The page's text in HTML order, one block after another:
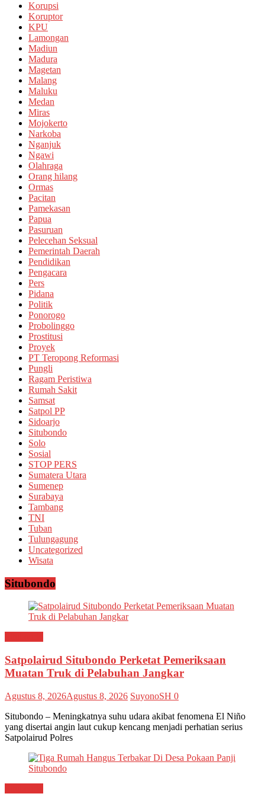
Korupsi
Koruptor
KPU
Lamongan
Madiun
Madura
Magetan
Malang
Maluku
Medan
Miras
Mojokerto
Narkoba
Nganjuk
Ngawi
Olahraga
Orang hilang
Ormas
Pacitan
Pamekasan
Papua
Pasuruan
Pelecehan Seksual
Pemerintah Daerah
Pendidikan
Pengacara
Pers
Pidana
Politik
Ponorogo
Probolinggo
Prostitusi
Proyek
PT Teropong Reformasi
Pungli
Ragam Peristiwa
Rumah Sakit
Samsat
Satpol PP
Sidoarjo
Situbondo
Solo
Sosial
STOP PERS
Sumatera Utara
Sumenep
Surabaya
Tambang
TNI
Tuban
Tulungagung
Uncategorized
Wisata
Situbondo
Satpolairud Situbondo Perketat Pemeriksaan
Muatan Truk di Pelabuhan Jangkar
Agustus 8, 2026Agustus 8, 2026 SuyonoSH 0
Situbondo – Meningkatnya suhu udara akibat fenomena El Niño
yang disertai angin laut cukup kencang menjadi perhatian serius
Satpolairud Polres